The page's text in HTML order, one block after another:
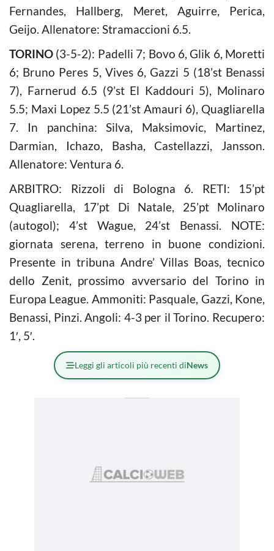
Fernandes, Hallberg, Meret, Aguirre, Perica,
Geijo. Allenatore: Stramaccioni 6.5.
TORINO (3-5-2): Padelli 7; Bovo 6, Glik 6, Moretti
6; Bruno Peres 5, Vives 6, Gazzi 5 (18’st Benassi
7), Farnerud 6.5 (9’st El Kaddouri 5), Molinaro
5.5; Maxi Lopez 5.5 (21’st Amauri 6), Quagliarella
7. In panchina: Silva, Maksimovic, Martinez,
Darmian, Ichazo, Basha, Castellazzi, Jansson.
Allenatore: Ventura 6.
ARBITRO: Rizzoli di Bologna 6. RETI: 15’pt
Quagliarella, 17’pt Di Natale, 25’pt Molinaro
(autogol); 4’st Wague, 24’st Benassi. NOTE:
giornata serena, terreno in buone condizioni.
Presente in tribuna Andre’ Villas Boas, tecnico
dello Zenit, prossimo avversario del Torino in
Europa League. Ammoniti: Pasquale, Gazzi, Kone,
Benassi, Pinzi. Angoli: 4-3 per il Torino. Recupero:
1′, 5′.
Leggi gli articoli più recenti diNews